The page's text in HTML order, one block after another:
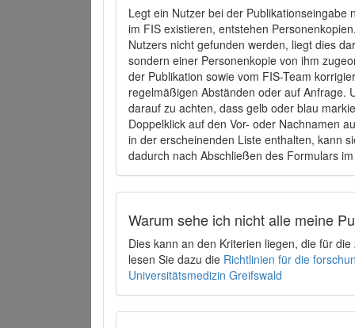
Legt ein Nutzer bei der
im FIS existieren, entstehen
Nutzers nicht gefunden werden, liegt dies
sondern einer Personenkopie von ihm
der Publikation sowie vom FIS-Team
regelmäßigen Abständen oder auf Anfrage.
darauf zu achten, dass gelb oder blau
Doppelklick auf den Vor- oder Nachnamen
in der erscheinenden Liste enthalten, kann
dadurch nach Abschließen des Formulars
Warum sehe ich nicht alle meine
Dies kann an den Kriterien liegen, die für
lesen Sie dazu die Richtlinien für die
Universitätsmedizin Greifswald